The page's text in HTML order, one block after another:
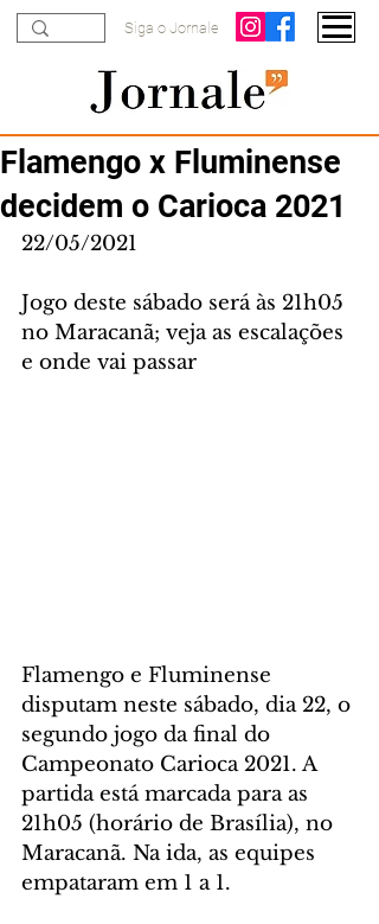
Siga o Jornale
Flamengo x Fluminense
decidem o Carioca 2021
22/05/2021
Jogo deste sábado será às 21h05
no Maracanã; veja as escalações
e onde vai passar
Flamengo e Fluminense
disputam neste sábado, dia 22, o
segundo jogo da final do
Campeonato Carioca 2021. A
partida está marcada para as
21h05 (horário de Brasília), no
Maracanã. Na ida, as equipes
empataram em 1 a 1.